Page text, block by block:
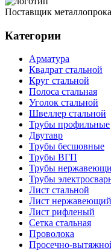
Поставщик
Категории
Арматура
Квадрат стальной
Круг стальной
Полоса стальная
Уголок стальной
Швеллер стальной
Трубы профильные
Двутавр
Трубы бесшовные
Трубы ВГП
Трубы
Трубы
Лист стальной
Лист нержавеющий
Лист рифленый
Сетка стальная
Проволока
Просечно-